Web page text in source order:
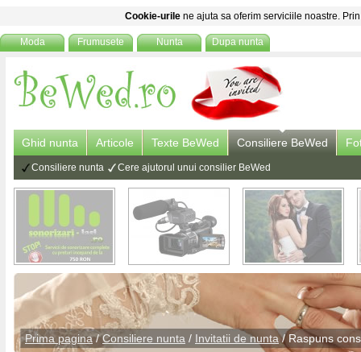
Cookie-urile ne ajuta sa oferim serviciile noastre.
Moda Frumusete Nunta Dupa nunta
Ghid nunta Articole Texte BeWed Consiliere BeWed
Consiliere nunta Cere ajutorul unui consilier BeWed
Prima pagina/Consiliere nunta / Invitatii de nunta/ Raspuns